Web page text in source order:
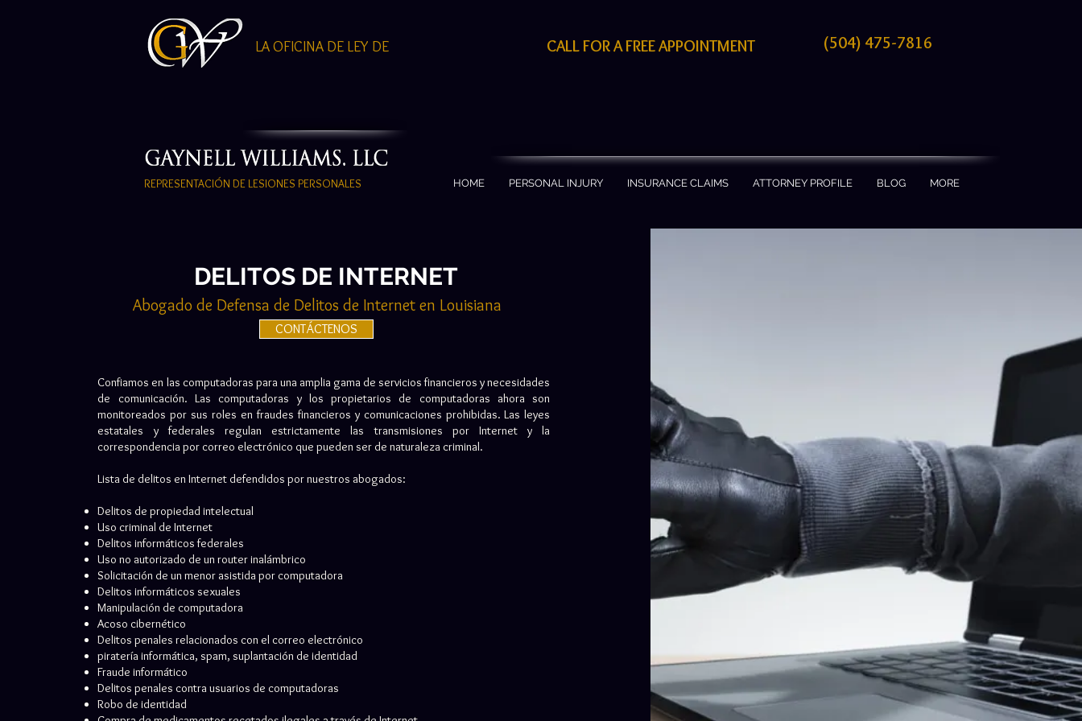
LA OFICINA DE LEY DE CALL FOR A FREE APPOINTMENT (504) 475-7816
REPRESENTACIÓN DE LESIONES PERSONALES HOME PERSONAL INJURY INSURANCE CLAIMS ATTORNEY PROFILE BLOG MORE
DELITOS DE INTERNET
Abogado de Defensa de Delitos de Internet en Louisiana
CONTÁCTENOS
Confiamos en las computadoras para una amplia gama de servicios financieros y necesidades
de comunicación. Las computadoras y los propietarios de computadoras ahora son
monitoreados por sus roles en fraudes financieros y comunicaciones prohibidas. Las leyes
estatales y federales regulan estrictamente las transmisiones por Internet y la
correspondencia por correo electrónico que pueden ser de naturaleza criminal.
Lista de delitos en Internet defendidos por nuestros abogados:
Delitos de propiedad intelectual
Uso criminal de Internet
Delitos informáticos federales
Uso no autorizado de un router inalámbrico
Solicitación de un menor asistida por computadora
Delitos informáticos sexuales
Manipulación de computadora
Acoso cibernético
Delitos penales relacionados con el correo electrónico
piratería informática, spam, suplantación de identidad
Fraude informático
Delitos penales contra usuarios de computadoras
Robo de identidad